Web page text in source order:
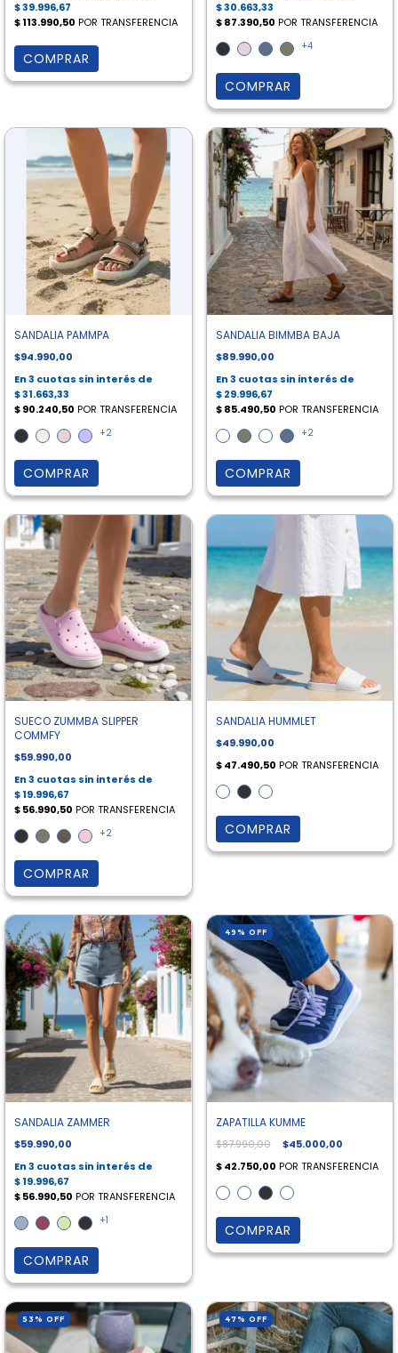
COMPRAR
+4
COMPRAR
SANDALIA PAMMPA
$94.990,00
+2
COMPRAR
SANDALIA BIMMBA BAJA
$89.990,00
+2
COMPRAR
SUECO ZUMMBA SLIPPER
COMMFY
$59.990,00
+2
COMPRAR
SANDALIA HUMMLET
$49.990,00
COMPRAR
SANDALIA ZAMMER
$59.990,00
+1
COMPRAR
49 % OFF
ZAPATILLA KUMME
$87.990,00 $45.000,00
COMPRAR
53 % OFF 47% OFF